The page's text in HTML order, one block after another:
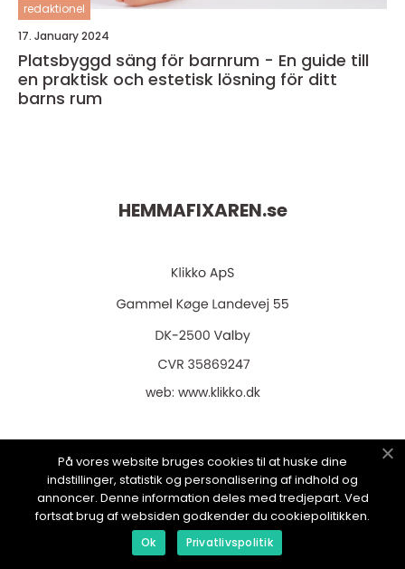
redaktionel
17. January 2024
Platsbyggd säng för barnrum - En guide till
en praktisk och estetisk lösning för ditt
barns rum
HEMMAFIXAREN.se
web: www.klikko.dk
Menu
Annonsering
På vores website bruges cookies til at huske dine
indstillinger, statistik og personalisering af indhold og
annoncer. Denne information deles med tredjepart. Ved
fortsat brug af websiden godkender du cookiepolitikken.
Ok Privatlivspolitik